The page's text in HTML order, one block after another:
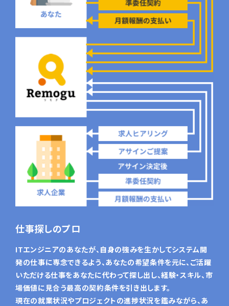
仕事探しのプロ
ITエンジニアのあなたが、自身の強みを生かしてシステム開
発の仕事に専念できるよう、あなたの希望条件を元に、ご活躍
いただける仕事をあなたに代わって探し出し、経験・スキル、市
場価値に見合う最高の契約条件を引き出します。
現在の就業状況やプロジェクトの進捗状況を鑑みながら、あ